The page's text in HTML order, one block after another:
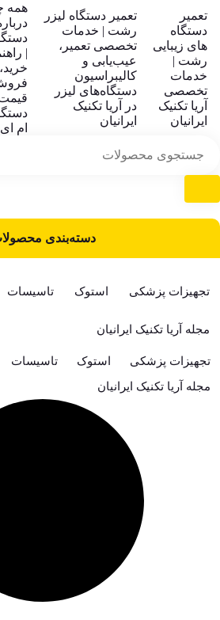
تعمیر
دستگاه
های زیبایی
رشت |
خدمات
تخصصی
آریا تکنیک
ایرانیان
تعمیر دستگاه لیزر
رشت | خدمات
تخصصی تعمیر،
عیب‌یابی و
کالیبراسیون
دستگاه‌های لیزر
در آریا تکنیک
ایرانیان
همه
|
خرید،
ام ای
دسته‌بندی
تجهیزات پزشکی استوک تاسیسات
مجله آریا تکنیک ایرانیان
تجهیزات پزشکی استوک تاسیسات
مجله آریا تکنیک ایرانیان